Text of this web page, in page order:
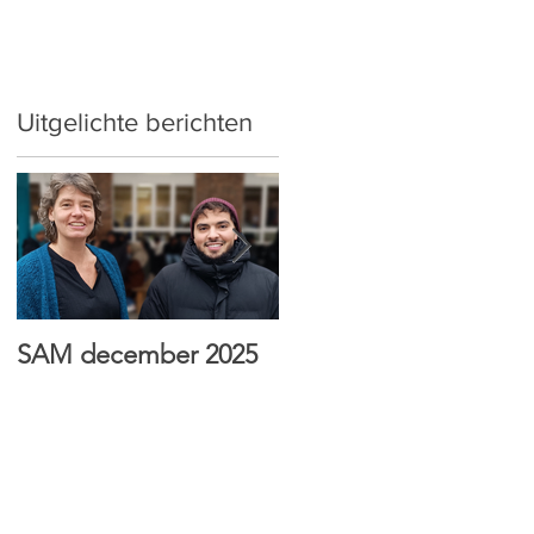
Uitgelichte berichten
SAM december 2025